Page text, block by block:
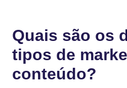
Quais são os
tipos de
conteúdo?